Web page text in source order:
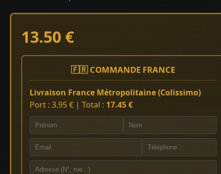
13.50 €
🇫🇷 COMMANDE FRANCE
Livraison France Métropolitaine (Colissimo)
Port : 3.95 € | Total : 17.45 €